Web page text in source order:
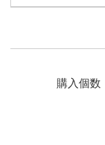
購入個数